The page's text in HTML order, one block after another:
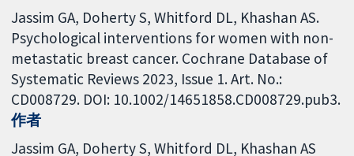
Jassim GA, Doherty S, Whitford DL, Khashan AS.
Psychological interventions for women with non-
metastatic breast cancer. Cochrane Database of
Systematic Reviews 2023, Issue 1. Art. No.:
CD008729. DOI: 10.1002/14651858.CD008729.pub3.
作者
Jassim GA Doherty S Whitford DL Khashan AS